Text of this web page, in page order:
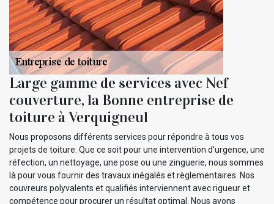
Large gamme de services avec Nef
couverture, la Bonne entreprise de
toiture à Verquigneul
Nous proposons différents services pour répondre à tous vos
projets de toiture. Que ce soit pour une intervention d'urgence, une
réfection, un nettoyage, une pose ou une zinguerie, nous sommes
là pour vous fournir des travaux inégalés et règlementaires. Nos
couvreurs polyvalents et qualifiés interviennent avec rigueur et
compétence pour procurer un résultat optimal. Nous avons